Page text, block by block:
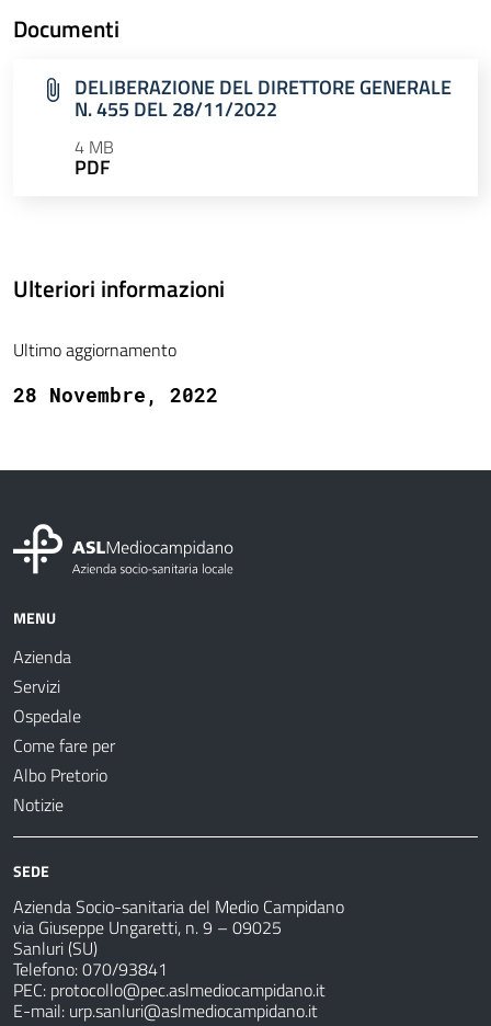
Documenti
DELIBERAZIONE DEL DIRETTORE GENERALE
N. 455 DEL 28/11/2022
4 MB
PDF
Ulteriori informazioni
Ultimo aggiornamento
28 Novembre, 2022
MENU
Azienda
Servizi
Ospedale
Come fare per
Albo Pretorio
Notizie
SEDE
Azienda Socio-sanitaria del Medio Campidano
via Giuseppe Ungaretti, n. 9 – 09025
Sanluri (SU)
Telefono: 070/93841
PEC: protocollo@pec.aslmediocampidano.it
E-mail: urp.sanluri@aslmediocampidano.it